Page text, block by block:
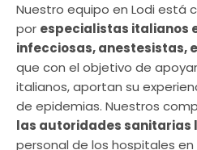
Nuestro equipo en Lodi está
por especialistas italianos
infecciosas, anestesistas,
que con el objetivo de
italianos, aportan su
de epidemias. Nuestros
las autoridades sanitarias
personal de los hospitales